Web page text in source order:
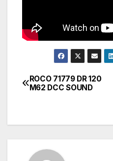
文
導
ROCO 71779 DR 120
M62 DCC SOUND